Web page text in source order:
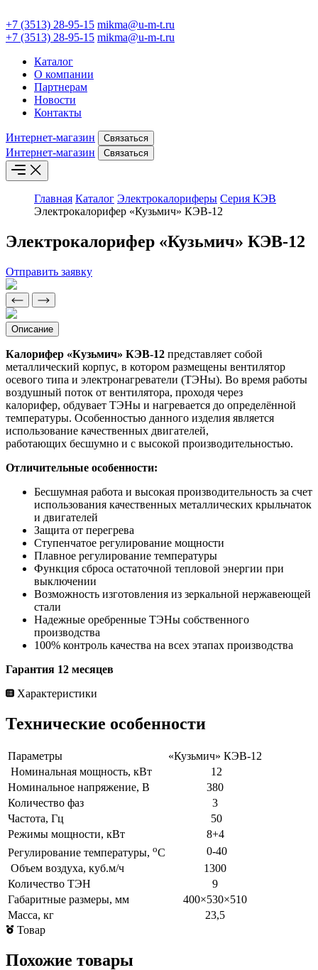
+7 (3513) 28-95-15 mikma@u-m-t.ru
+7 (3513) 28-95-15 mikma@u-m-t.ru
Каталог
О компании
Партнерам
Новости
Контакты
Интернет-магазин Связаться
Интернет-магазин Связаться
Главная Каталог Электрокалориферы Серия КЭВ
Электрокалорифер «Кузьмич» КЭВ-12
Электрокалорифер «Кузьмич» КЭВ-12
Отправить заявку
Описание
Калорифер «Кузьмич» КЭВ-12 представляет собой
металлический корпус, в котором размещены вентилятор
осевого типа и электронагреватели (ТЭНы). Во время работы
воздушный поток от вентилятора, проходя через
калорифер, обдувает ТЭНы и нагревается до определённой
температуры. Особенностью данного изделия является
использование качественных двигателей,
работающих бесшумно и с высокой производительностью.
Отличительные особенности:
Бесшумная работа и высокая производительность за счет
использования качественных металлических крыльчаток
и двигателей
Защита от перегрева
Ступенчатое регулирование мощности
Плавное регулирование температуры
Функция сброса остаточной тепловой энергии при
выключении
Возможность изготовления из зеркальной нержавеющей
стали
Надежные оребренные ТЭНы собственного
производства
100% контроль качества на всех этапах производства
Гарантия 12 месяцев
Характеристики
Технические особенности
Параметры
«Кузьмич» КЭВ-12
Номинальная мощность, кВт
12
Номинальное напряжение, В
380
Количество фаз
3
Частота, Гц
50
Режимы мощности, кВт
8+4
Регулирование температуры, оС
0-40
Объем воздуха, куб.м/ч
1300
Количество ТЭН
9
Габаритные размеры, мм
400×530×510
Масса, кг
23,5
Товар
Похожие товары